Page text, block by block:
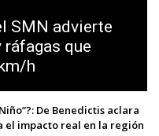
SMN advierte
que
h
De Benedictis aclara
el impacto real en la región